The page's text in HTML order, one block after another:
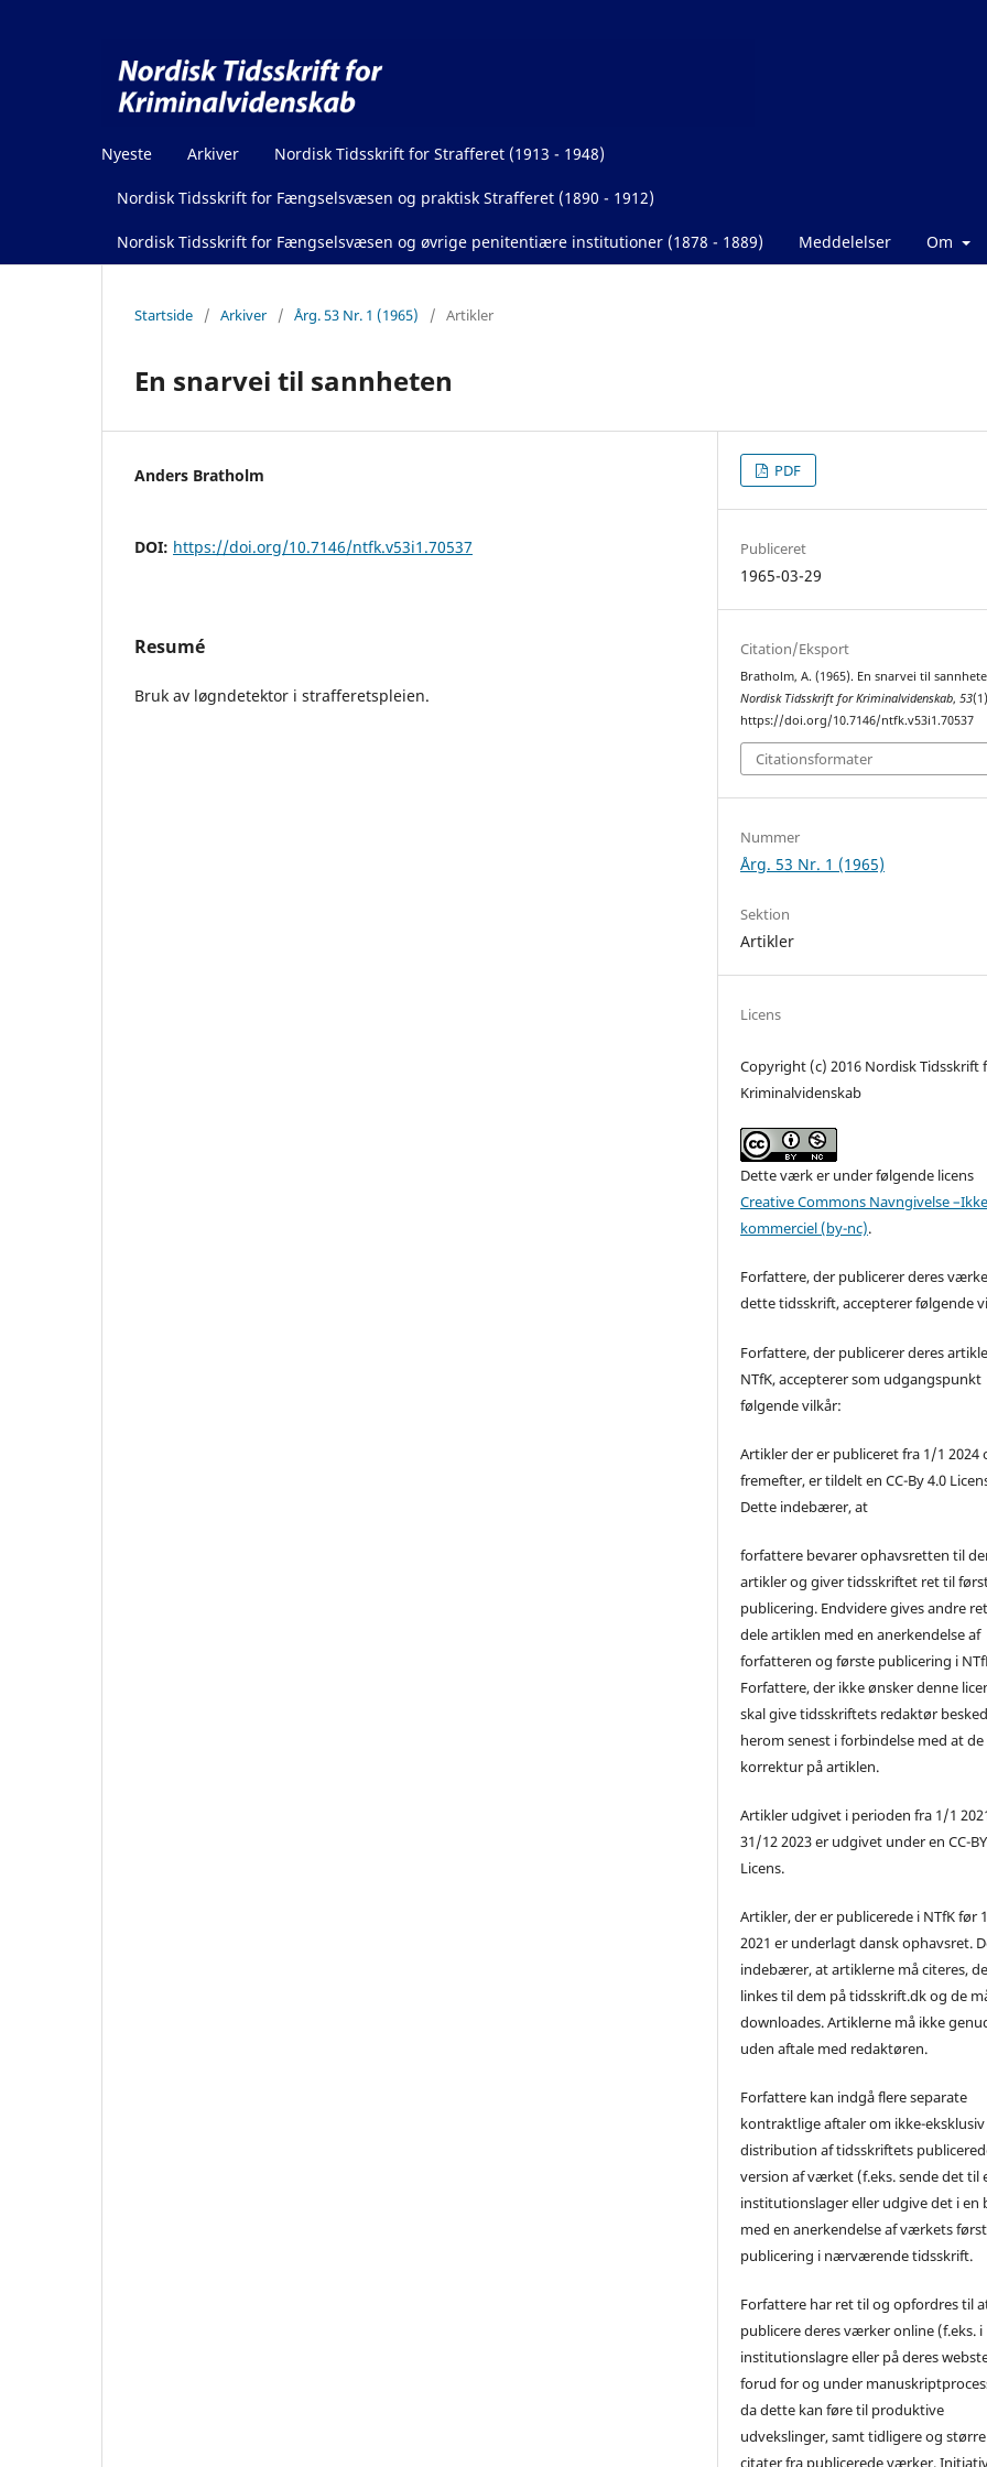
Nyeste Arkiver Nordisk Tidsskrift for Strafferet (1913 - 1948)
Nordisk Tidsskrift for Fængselsvæsen og praktisk Strafferet (1890 - 1912)
Nordisk Tidsskrift for Fængselsvæsen og øvrige penitentiære institutioner (1878 - 1889) Meddelelser Om
Startside / Arkiver / Årg. 53 Nr. 1 (1965) / Artikler
En snarvei til sannheten
Anders Bratholm
DOI: https://doi.org/10.7146/ntfk.v53i1.70537
Resumé
Bruk av løgndetektor i strafferetspleien.
PDF
Publiceret
1965-03-29
Citation/Eksport
Bratholm, A. (1965). En snarvei til
Nordisk Tidsskrift for Kriminalvidenskab,53
https://doi.org/10.7146/ntfk.v53i1.70537
Citationsformater
Nummer
Årg. 53 Nr. 1 (1965)
Sektion
Artikler
Licens
Copyright (c) 2016 Nordisk Tidsskrift
Kriminalvidenskab
Dette værk er under følgende licens
Creative Commons Navngivelse
kommerciel (by-nc).
Forfattere, der publicerer deres
dette tidsskrift, accepterer følgende
Forfattere, der publicerer deres
NTfK, accepterer som udgangspunkt
følgende vilkår:
Artikler der er publiceret fra 1/1 2024
fremefter, er tildelt en CC-By 4.0
Dette indebærer, at
forfattere bevarer ophavsretten til
artikler og giver tidsskriftet ret til
publicering. Endvidere gives andre
dele artiklen med en anerkendelse af
forfatteren og første publicering i
Forfattere, der ikke ønsker denne
skal give tidsskriftets redaktør besked
herom senest i forbindelse med at
korrektur på artiklen.
Artikler udgivet i perioden fra 1/1
31/12 2023 er udgivet under en CC-
Licens.
Artikler, der er publicerede i NTfK før
2021 er underlagt dansk ophavsret.
indebærer, at artiklerne må citeres,
linkes til dem på tidsskrift.dk og de
downloades. Artiklerne må ikke
uden aftale med redaktøren.
Forfattere kan indgå flere separate
kontraktlige aftaler om ikke-eksklusiv
distribution af tidsskriftets
version af værket (f.eks. sende det til
institutionslager eller udgive det i en
med en anerkendelse af værkets
publicering i nærværende tidsskrift.
Forfattere har ret til og opfordres til
publicere deres værker online (f.eks. i
institutionslagre eller på deres
forud for og under
da dette kan føre til produktive
udvekslinger, samt tidligere og større
citater fra publicerede værker.